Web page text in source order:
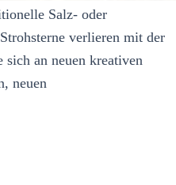
Salz- oder
verlieren mit der
sich an neuen kreativen
neuen